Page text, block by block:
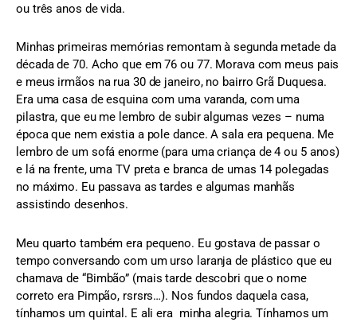
ou três anos de vida.
Minhas primeiras memórias remontam à segunda metade da
década de 70. Acho que em 76 ou 77. Morava com meus pais
e meus irmãos na rua 30 de janeiro, no bairro Grã Duquesa.
Era uma casa de esquina com uma varanda, com uma
pilastra, que eu me lembro de subir algumas vezes – numa
época que nem existia a pole dance. A sala era pequena. Me
lembro de um sofá enorme (para uma criança de 4 ou 5 anos)
e lá na frente, uma TV preta e branca de umas 14 polegadas
no máximo. Eu passava as tardes e algumas manhãs
assistindo desenhos.
Meu quarto também era pequeno. Eu gostava de passar o
tempo conversando com um urso laranja de plástico que eu
chamava de “Bimbão” (mais tarde descobri que o nome
correto era Pimpão, rsrsrs…). Nos fundos daquela casa,
tínhamos um quintal. E ali era minha alegria. Tínhamos um